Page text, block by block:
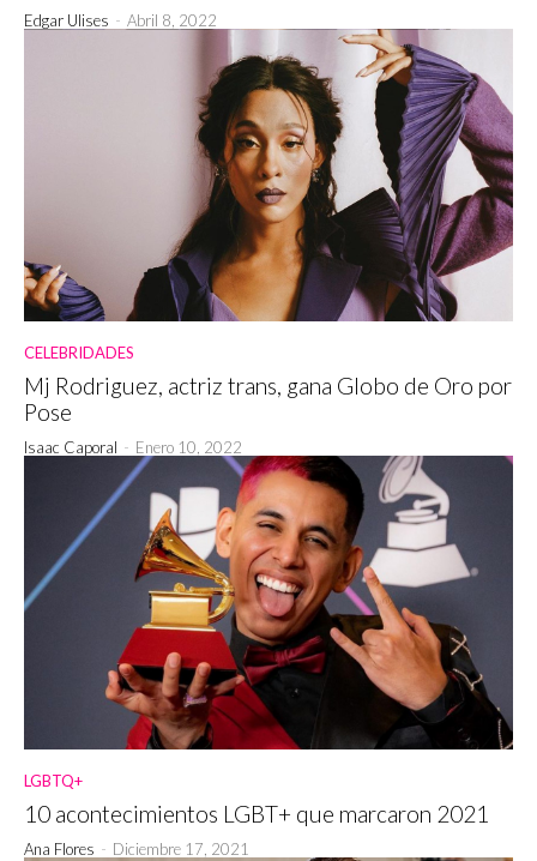
Edgar Ulises - Abril 8, 2022
CELEBRIDADES
Mj Rodriguez, actriz trans, gana Globo de Oro por
Pose
Isaac Caporal - Enero 10, 2022
LGBTQ+
10 acontecimientos LGBT+ que marcaron 2021
Ana Flores - Diciembre 17, 2021